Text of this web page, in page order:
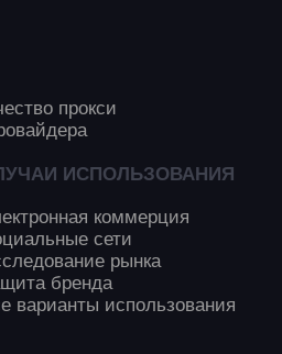
прокси
ИСПОЛЬЗОВАНИЯ
коммерция
сети
рынка
бренда
варианты использования